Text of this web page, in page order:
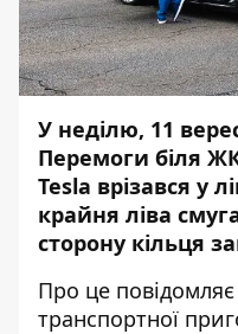
У неділю, 11
Перемоги біля
Tesla врізався у
крайня ліва
сторону кільця
Про це
транспортної